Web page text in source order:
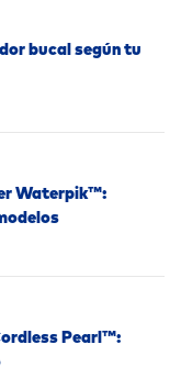
bucal según tu
Waterpik™:
Pearl™: